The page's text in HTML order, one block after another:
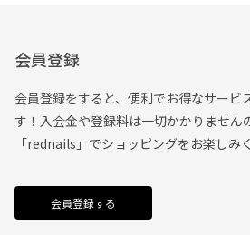
会員登録
会員登録をすると、便利でお得なサービ
す！入会金や登録料は一切かかりません
「rednails」でショッピングをお楽しみ
会員登録する